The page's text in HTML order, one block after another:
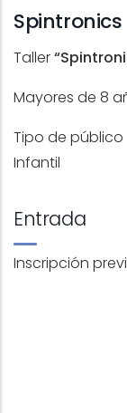
Spintronics
Taller
Mayores de 8
Tipo de público
Infantil
Entrada
Inscripción